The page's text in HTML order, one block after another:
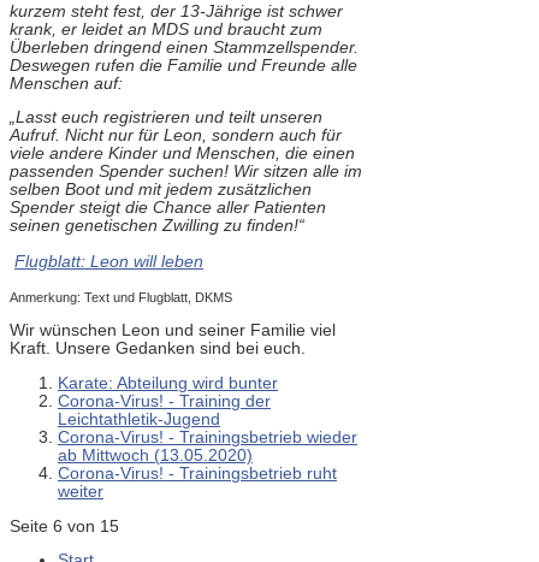
kurzem steht fest, der 13-Jährige ist schwer
krank, er leidet an MDS und braucht zum
Überleben dringend einen Stammzellspender.
Deswegen rufen die Familie und Freunde alle
Menschen auf:
„Lasst euch registrieren und teilt unseren
Aufruf. Nicht nur für Leon, sondern auch für
viele andere Kinder und Menschen, die einen
passenden Spender suchen! Wir sitzen alle im
selben Boot und mit jedem zusätzlichen
Spender steigt die Chance aller Patienten
seinen genetischen Zwilling zu finden!“
Flugblatt: Leon will leben
Anmerkung: Text und Flugblatt, DKMS
Wir wünschen Leon und seiner Familie viel
Kraft. Unsere Gedanken sind bei euch.
Karate: Abteilung wird bunter
Corona-Virus! - Training der
Leichtathletik-Jugend
Corona-Virus! - Trainingsbetrieb wieder
ab Mittwoch (13.05.2020)
Corona-Virus! - Trainingsbetrieb ruht
weiter
Seite 6 von 15